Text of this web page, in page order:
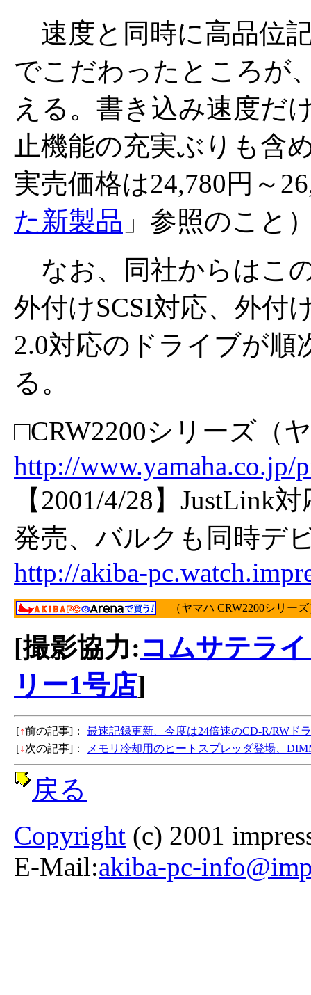
速度と同時に高品位
でこだわったところが
える。書き込み速度だ
止機能の充実ぶりも含
実売価格は24,780円～
た新製品 」参照のこと
なお、同社からはこ
外付けSCSI対応、外付
2.0対応のドライブが順
る。
□CRW2200シリーズ（
http://www.yamaha.co.jp/
【2001/4/28】JustLink
発売、バルクも同時デ
http://akiba-
（ヤマハ CRW2200シリーズ
[撮影協力:コムサテラ
リー1号店]
[↑前の記事]：
最速記録更新、今度は24倍速のCD-R/RWド
[↓次の記事]： メモリ冷却用のヒートスプレッダ登場、
戻る
Copyright (c) 2001
E-Mail:akiba-pc-